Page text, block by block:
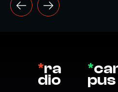
*ra
dio
*
pus